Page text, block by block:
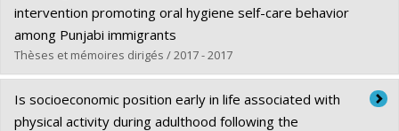
Diplôme obtenu :M. Sc.
Lien vers le document dans Papyrus
intervention promoting oral hygiene self-care behavior
among Punjabi immigrants
Thèses et mémoires dirigés / 2017 - 2017
Diplômé(e) :Kaur, Navdeep
Cycle :Doctorat
Is socioeconomic position early in life associated with
physical activity during adulthood following the